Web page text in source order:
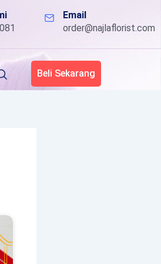
Email
order@najlaflorist.com
Beli Sekarang